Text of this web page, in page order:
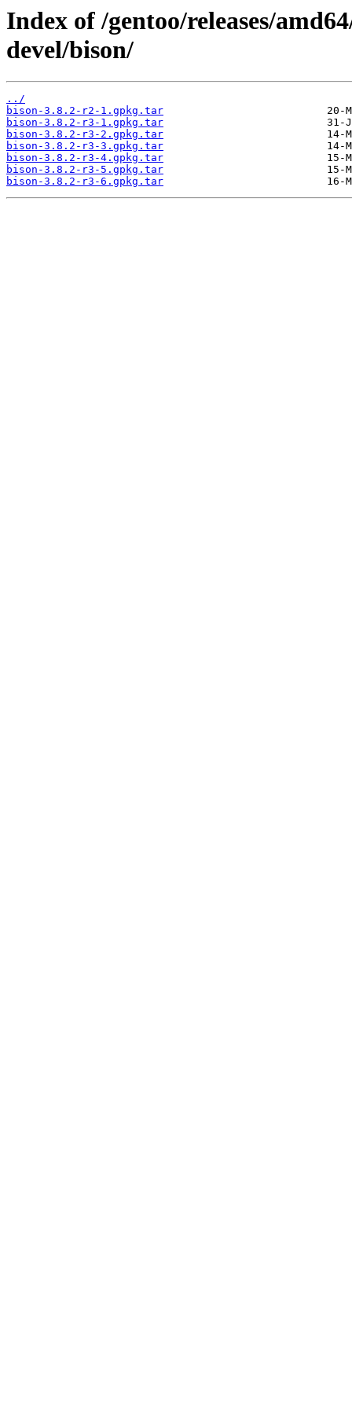
Index of /gentoo/releases/
devel/bison/
../
bison-3.8.2-r2-1.gpkg.tar
bison-3.8.2-r3-1.gpkg.tar
bison-3.8.2-r3-2.gpkg.tar
bison-3.8.2-r3-3.gpkg.tar
bison-3.8.2-r3-4.gpkg.tar
bison-3.8.2-r3-5.gpkg.tar
bison-3.8.2-r3-6.gpkg.tar